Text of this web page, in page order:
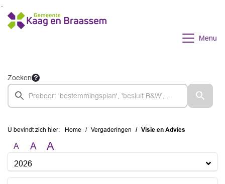
Ga naar de inhoud van deze pagina
Ga naar het zoeken
Ga naar het menu
Menu
Zoeken
U bevindt zich hier: Home Vergaderingen Visie en Advies
A A A
2026